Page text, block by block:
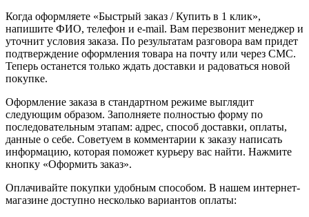
Когда оформляете «Быстрый заказ / Купить в 1 клик»,
напишите ФИО, телефон и e-mail. Вам перезвонит менеджер и
уточнит условия заказа. По результатам разговора вам придет
подтверждение оформления товара на почту или через СМС.
Теперь останется только ждать доставки и радоваться новой
покупке.
Оформление заказа в стандартном режиме выглядит
следующим образом. Заполняете полностью форму по
последовательным этапам: адрес, способ доставки, оплаты,
данные о себе. Советуем в комментарии к заказу написать
информацию, которая поможет курьеру вас найти. Нажмите
кнопку «Оформить заказ».
Оплачивайте покупки удобным способом. В нашем интернет-
магазине доступно несколько вариантов оплаты: